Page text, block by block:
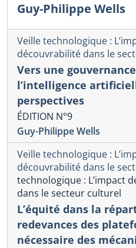
Guy-Philippe Wells
Veille technologique :
découvrabilité dans le
Vers une
l’intelligence
perspectives
ÉDITION N°9
Guy-Philippe Wells
Veille technologique :
découvrabilité dans le
technologique : L’impact
dans le secteur culturel
L’équité dans la
redevances des
nécessaire des